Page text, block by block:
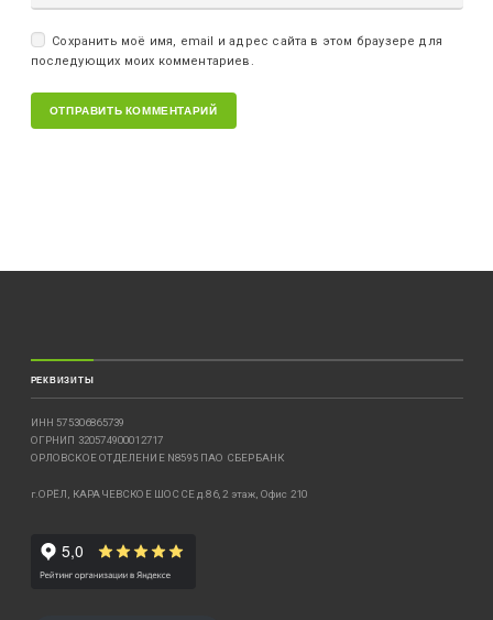
Сохранить моё имя, email и адрес сайта в этом браузере для
последующих моих комментариев.
РЕКВИЗИТЫ
ИНН 575306865739
ОГРНИП 320574900012717
ОРЛОВСКОЕ ОТДЕЛЕНИЕ N8595 ПАО СБЕРБАНК
г.ОРЁЛ, КАРАЧЕВСКОЕ ШОССЕ д.86, 2 этаж, Офис 210